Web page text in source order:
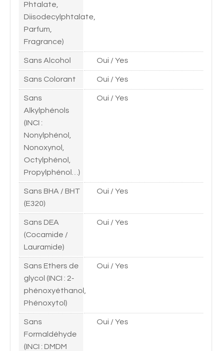
Phtalate,
Diisodecylphtalate,
Parfum,
Fragrance)
Sans Alcohol Oui / Yes
Sans Colorant Oui / Yes
Sans
Alkylphénols
(INCI :
Nonylphénol,
Nonoxynol,
Octylphénol,
Propylphénol…)
Oui / Yes
Sans BHA / BHT
(E320)
Oui / Yes
Sans DEA
(Cocamide /
Lauramide)
Oui / Yes
Sans Ethers de
glycol (INCI : 2-
phénoxyéthanol,
Phénoxytol)
Oui / Yes
Sans
Formaldéhyde
(INCI : DMDM
Oui / Yes